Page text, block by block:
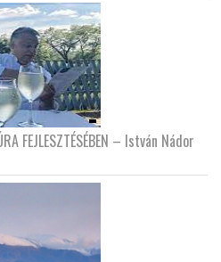
FEJLESZTÉSÉBEN – István Nádor